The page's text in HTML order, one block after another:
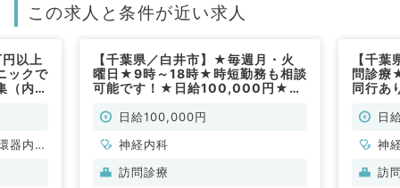
この求人と条件が近い求人
以上
ックで
（内科
器内
【千葉県／白井市】★毎週月・火
曜日★9時～18時★時短勤務も相談
可能です！★日給100,000円★ク
(神経内科／非常勤)
日給100,000円
神経内科
訪問診療
【千
問診療
同行あ
／非常
日
神
科
訪